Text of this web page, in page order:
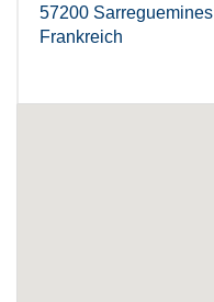
57200 Sarreguemines
Frankreich